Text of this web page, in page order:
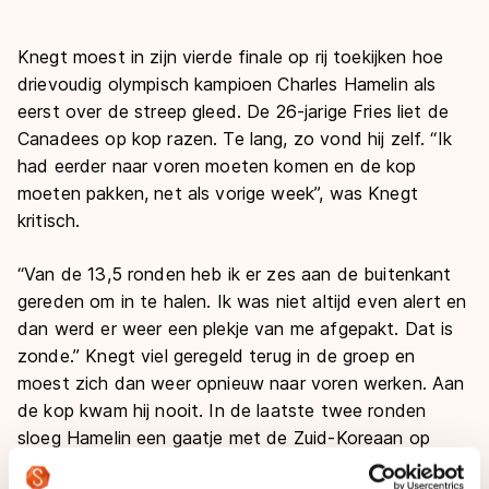
Knegt moest in zijn vierde finale op rij toekijken hoe
drievoudig olympisch kampioen Charles Hamelin als
eerst over de streep gleed. De 26-jarige Fries liet de
Canadees op kop razen. Te lang, zo vond hij zelf. “Ik
had eerder naar voren moeten komen en de kop
moeten pakken, net als vorige week”, was Knegt
kritisch.
“Van de 13,5 ronden heb ik er zes aan de buitenkant
gereden om in te halen. Ik was niet altijd even alert en
dan werd er weer een plekje van me afgepakt. Dat is
zonde.” Knegt viel geregeld terug in de groep en
moest zich dan weer opnieuw naar voren werken. Aan
de kop kwam hij nooit. In de laatste twee ronden
sloeg Hamelin een gaatje met de Zuid-Koreaan op
plaats twee, Se Yeong Park.